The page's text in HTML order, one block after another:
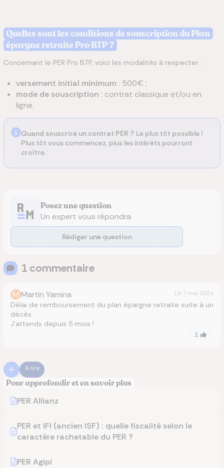
Quelles sont les conditions de souscription du Plan
épargne retraite Pro BTP ?
Concernant le PER Pro BTP, voici les modalités à respecter :
versement initial minimum : 500€ ;
mode de souscription : contrat classique et/ou en
ligne.
Quand souscrire un contrat PER ? Le plus tôt possible !
Plus tôt vous commencez, plus les intérêts pourront
croître.
Posez une question
Un expert vous répondra
Rédiger une question
1 commentaire
M Martin Yamina Le 7 mai 2024
Délai de remboursement du plan épargne retraite suite à un
décès
J’attends depuis 5 mois !
1
À lire
Pour approfondir et en savoir plus
PER Allianz
PER et IFI (ancien ISF) : quelle fiscalité selon le
caractère rachetable du PER ?
PER Agipi